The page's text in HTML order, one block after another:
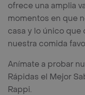
ofrece una amplia
momentos en que
casa y lo único
nuestra comida
Anímate a probar
Rápidas el Mejor
Rappi.